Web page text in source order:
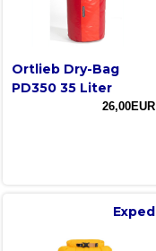
Ortlieb Dry-Bag
PD350 35 Liter
26,00EUR
Exped